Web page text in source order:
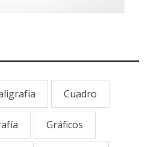
Cuadro
Gráficos